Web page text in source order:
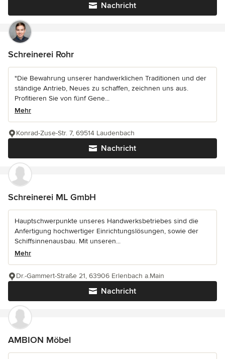
Nachricht
Schreinerei Rohr
"Die Bewahrung unserer handwerklichen Traditionen und der
ständige Antrieb, Neues zu schaffen, zeichnen uns aus.
Profitieren Sie von fünf Gene...
Mehr
Nachricht
Konrad-Zuse-Str. 7, 69514 Laudenbach
Schreinerei ML GmbH
Hauptschwerpunkte unseres Handwerksbetriebes sind die
Anfertigung hochwertiger Einrichtungslösungen, sowie der
Schiffsinnenausbau. Mit unseren...
Mehr
Nachricht
Dr.-Gammert-Straße 21, 63906 Erlenbach a.Main
AMBION Möbel